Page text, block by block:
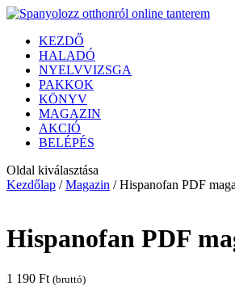
KEZDŐ
HALADÓ
NYELVVIZSGA
PAKKOK
KÖNYV
MAGAZIN
AKCIÓ
BELÉPÉS
Oldal kiválasztása
Kezdőlap /Magazin / Hispanofan PDF
Hispanofan PDF
1 190 Ft (bruttó)